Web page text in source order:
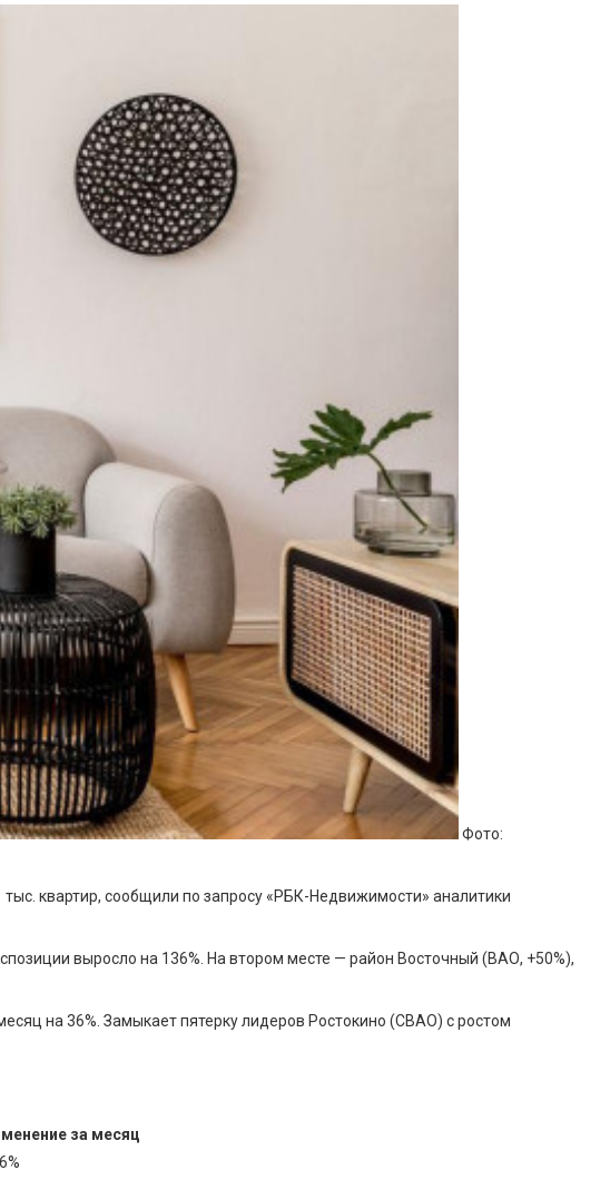
Фото:
квартир, сообщили по запросу «РБК-Недвижимости» аналитики
выросло на 136%. На втором месте — район Восточный (ВАО, +50%),
на 36%. Замыкает пятерку лидеров Ростокино (СВАО) с ростом
за месяц